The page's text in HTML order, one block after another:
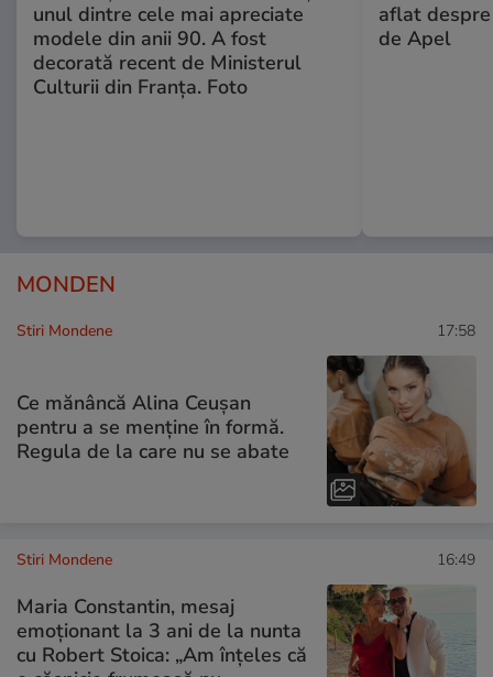
unul dintre cele mai apreciate
modele din anii 90. A fost
decorată recent de Ministerul
Culturii din Franța. Foto
aflat
de Apel
MONDEN
Stiri Mondene 17:58
Ce mănâncă Alina Ceușan
pentru a se menține în formă.
Regula de la care nu se abate
Stiri Mondene 16:49
Maria Constantin, mesaj
emoționant la 3 ani de la nunta
cu Robert Stoica: „Am înțeles că